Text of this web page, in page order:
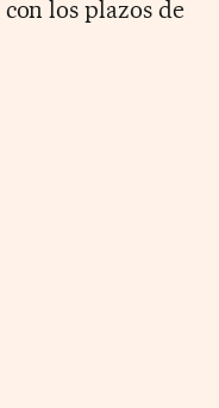
los plazos de